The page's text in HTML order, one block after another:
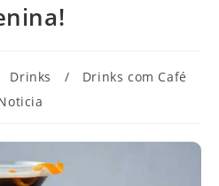
Drinks /
Drinks com Café